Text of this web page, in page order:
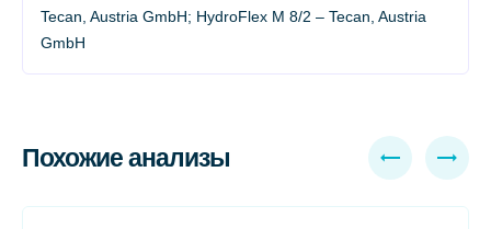
Tecan, Austria GmbH; HydroFlex М 8/2 – Tecan, Austria
GmbH
Похожие анализы